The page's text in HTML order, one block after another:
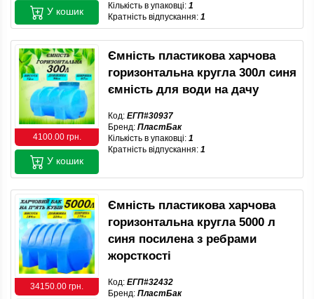
Кількість в упаковці: 1
Кратність відпускання: 1
У кошик
4100.00 грн.
Ємність пластикова харчова
горизонтальна кругла 300л синя
ємність для води на дачу
Код: ЕГП#30937
Бренд: ПластБак
Кількість в упаковці: 1
Кратність відпускання: 1
У кошик
34150.00 грн.
Ємність пластикова харчова
горизонтальна кругла 5000 л
синя посилена з ребрами
жорсткості
Код: ЕГП#32432
Бренд: ПластБак